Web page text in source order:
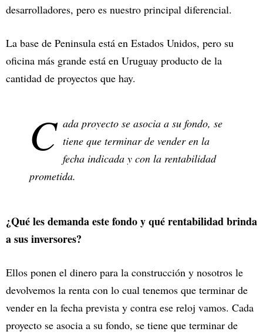
desarrolladores, pero es nuestro principal diferencial.
La base de Peninsula está en Estados Unidos, pero su
oficina más grande está en Uruguay producto de la
cantidad de proyectos que hay.
C ada proyecto se asocia a su fondo, se
tiene que terminar de vender en la
fecha indicada y con la rentabilidad
prometida.
¿Qué les demanda este fondo y qué rentabilidad brinda
a sus inversores?
Ellos ponen el dinero para la construcción y nosotros le
devolvemos la renta con lo cual tenemos que terminar de
vender en la fecha prevista y contra ese reloj vamos. Cada
proyecto se asocia a su fondo, se tiene que terminar de